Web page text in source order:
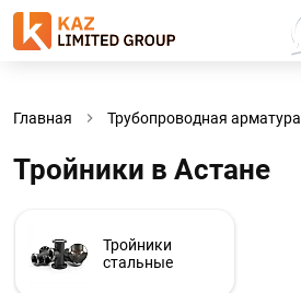
Главная Трубопроводная арматура
Тройники в Астанe
Тройники
стальные